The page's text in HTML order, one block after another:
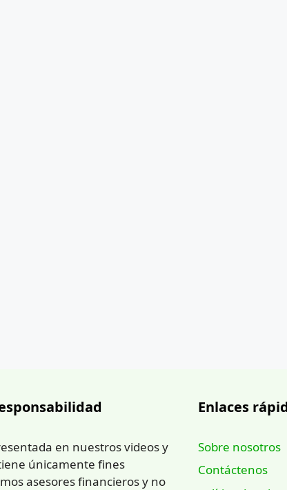
en nuestros videos y
únicamente fines
asesores financieros y no
Enlaces
Sobre nosotros
Contáctenos